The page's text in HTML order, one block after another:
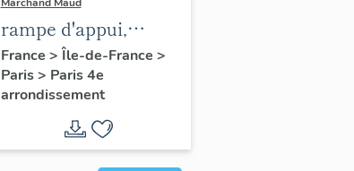
rampe d'appui,
escalier de la maison
à porte cochère (non
étudié)
France > Île-de-France >
Paris> Paris 4e
arrondissement